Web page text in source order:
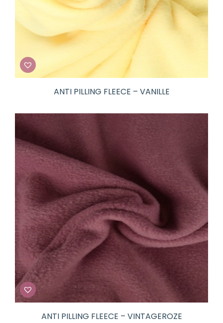
ANTI PILLING FLEECE – VANILLE
ANTI PILLING FLEECE – VINTAGEROZE